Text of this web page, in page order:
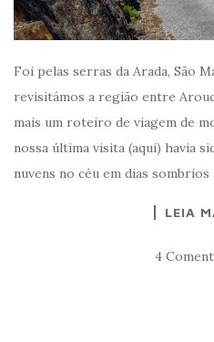
Foi pelas serras da Arada, São
revisitámos a região entre
mais um roteiro de viagem de
nossa última visita (aqui) havia
nuvens no céu em dias
LEIA
4